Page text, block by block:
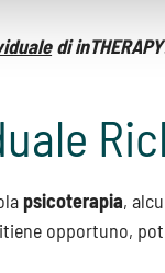
di
psicoterapia,
opportuno,